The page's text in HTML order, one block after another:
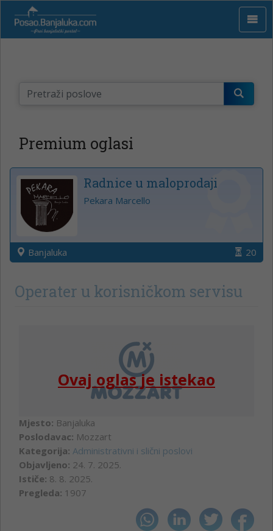
Premium oglasi
Radnice u maloprodaji
Pekara Marcello
Banjaluka 20
Ovaj oglas je istekao
Operater u korisničkom servisu
Mjesto: Banjaluka
Poslodavac: Mozzart
Kategorija: Administrativni i slični poslovi
Objavljeno: 24. 7. 2025.
Ističe: 8. 8. 2025.
Pregleda: 1907